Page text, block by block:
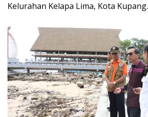
Kelurahan Kelapa Lima, Kota Kupang.